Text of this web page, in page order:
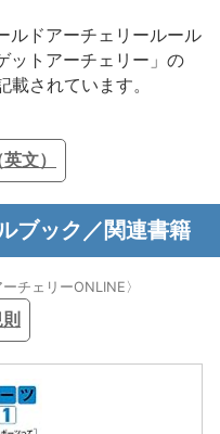
ルドアーチェリールール
ットアーチェリー」の
載されています。
文）
ブック／関連書籍
チェリーONLINE〉